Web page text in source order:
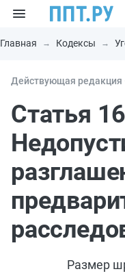
Главная Кодексы
Действующая редакция
Статья
Размер